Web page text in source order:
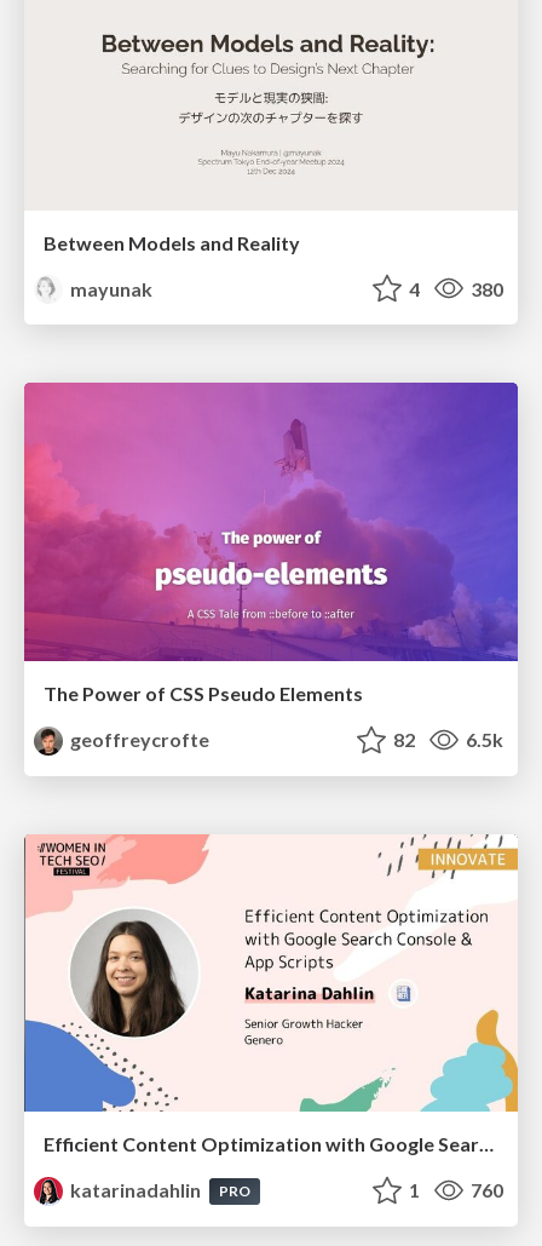
Between Models and Reality
mayunak
4 380
The Power of CSS Pseudo Elements
geoffreycrofte
82 6.5k
Efficient Content Optimization with Google Search Console & Apps Script
katarinadahlin
PRO 1 760